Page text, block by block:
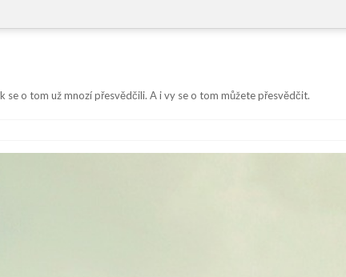
o tom už mnozí přesvědčili. A i vy se o tom můžete přesvědčit.